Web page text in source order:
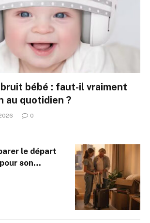
bébé : faut-il vraiment
au quotidien ?
0
le départ
son
étudiant ?